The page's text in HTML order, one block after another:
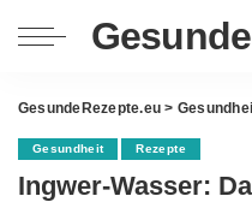
GesundeRezepte.eu >
Gesundheit Rezepte
Ingwer-Wasser: